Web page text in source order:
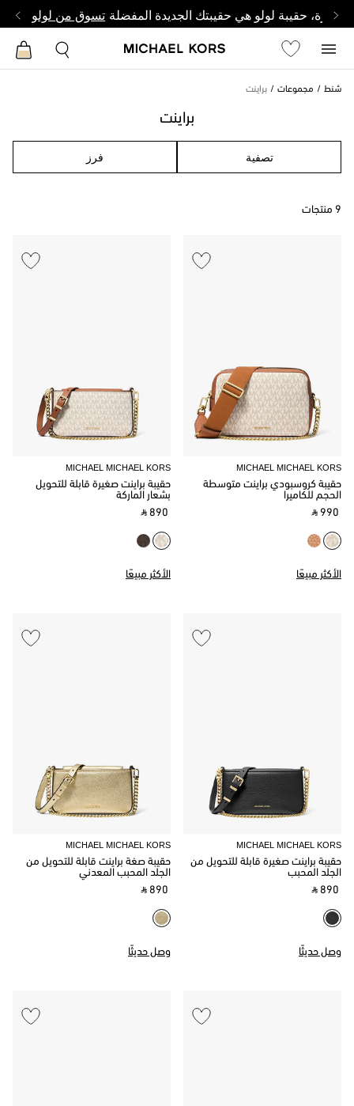
وصغيرة، حقيبة لولو هي حقيبتك الجديدة المفضلة تسوق من لولو
شنط مجموعات براينت
براينت
تصفية فرز
9 منتجات
MICHAEL MICHAEL KORS
حقيبة كروسبودي براينت متوسطة
الحجم للكاميرا
‎ ⃁ 990 ‎
الأكثر مبيعًا
MICHAEL MICHAEL KORS
حقيبة براينت صغيرة قابلة للتحويل
بشعار الماركة
‎ ⃁ 890 ‎
الأكثر مبيعًا
MICHAEL MICHAEL KORS
حقيبة براينت صغيرة قابلة للتحويل من
الجلد المحبب
‎ ⃁ 890 ‎
وصل حديثًا
MICHAEL MICHAEL KORS
حقيبة صغة براينت قابلة للتحويل من
الجلد المحبب المعدني
‎ ⃁ 890 ‎
وصل حديثًا